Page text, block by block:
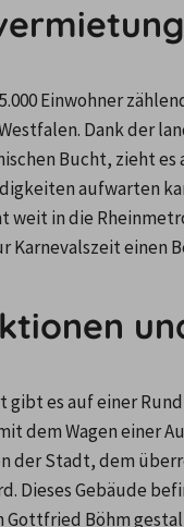
Einwohner
Dank der
Bucht, zieht
aufwarten
weit in die
Karnevalszeit einen
gibt es auf einer
dem Wagen einer
der Stadt, dem
Dieses Gebäude
Böhm